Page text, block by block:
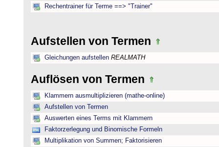
Rechentrainer für Terme ==> "Trainer"
Aufstellen von Termen
Gleichungen aufstellen REALMATH
Auflösen von Termen
Klammern ausmultiplizieren (mathe-online)
Aufstellen von Termen
Auswerten eines Terms mit Klammern
Faktorzerlegung und Binomische Formeln
Multiplikation von Summen; Faktorisieren